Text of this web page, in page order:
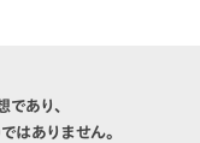
あり、
はありません。